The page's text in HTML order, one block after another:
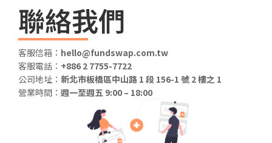
聯絡我們
客服信箱： hello@fundswap.com.tw
客服電話： +886 2 7755-7722
公司地址：新北市板橋區中山路 1 段 156-1 號 2 樓之 1
營業時間：週一至週五 9:00 – 18:00